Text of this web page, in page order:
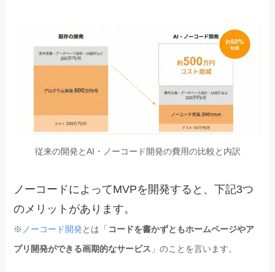
従来の開発とAI・ノーコード開発の費用の比較と内訳
ノーコードによってMVPを開発すると、下記3つ
のメリットがあります。
※ ノーコード開発とは「 コードを書かずともホームページやア
プリ開発ができる画期的なサービス 」のことを言います。